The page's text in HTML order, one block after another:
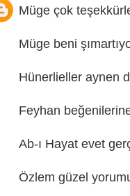
Müge çok
Müge beni
Hünerlieller aynen
Feyhan
Ab-ı Hayat evet
Özlem güzel